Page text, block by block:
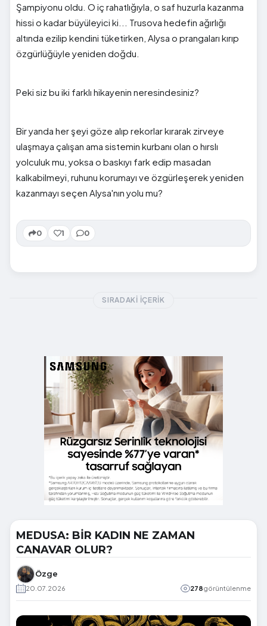
Şampiyonu oldu. O iç rahatlığıyla, o saf huzurla kazanma
hissi o kadar büyüleyici ki... Trusova hedefin ağırlığı
altında ezilip kendini tüketirken, Alysa o prangaları kırıp
özgürlüğüyle yeniden doğdu.
Peki siz bu iki farklı hikayenin neresindesiniz?
Bir yanda her şeyi göze alıp rekorlar kırarak zirveye
ulaşmaya çalışan ama sistemin kurbanı olan o hırslı
yolculuk mu, yoksa o baskıyı fark edip masadan
kalkabilmeyi, ruhunu korumayı ve özgürleşerek yeniden
kazanmayı seçen Alysa'nın yolu mu?
0 1 0
SIRADAKI İÇERIK
MEDUSA: BİR KADIN NE ZAMAN
CANAVAR OLUR?
Özge
20.07.2026 278görüntülenme